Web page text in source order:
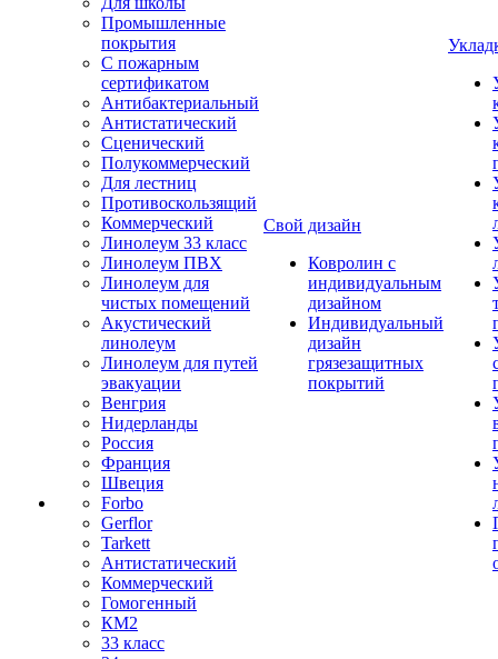
Промышленные
покрытия
С пожарным
сертификатом
Антибактериальный
Антистатический
Сценический
Полукоммерческий
Для лестниц
Противоскользящий
Коммерческий
Линолеум 33 класс
Линолеум ПВХ
Линолеум для
чистых помещений
Акустический
линолеум
Линолеум для путей
эвакуации
Венгрия
Нидерланды
Россия
Франция
Швеция
Forbo
Gerflor
Tarkett
Антистатический
Коммерческий
Гомогенный
КМ2
33 класс
Свой дизайн
Ковролин с
индивидуальным
дизайном
Индивидуальный
дизайн
грязезащитных
покрытий